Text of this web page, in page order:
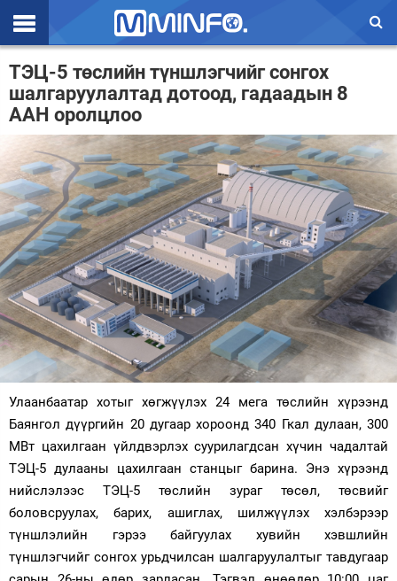
Эхлэл
Цаг агаар
Валют ханш
Улс төр
Эдийн засаг
Үзэл бодол
Спорт
Нийгэм
Дэлхий
Зурхай
ТЭЦ-5 төслийн түншлэгчийг сонгох
шалгаруулалтад дотоод, гадаадын 8
ААН оролцлоо
Улаанбаатар хотыг хөгжүүлэх 24 мега төслийн хүрээнд
Баянгол дүүргийн 20 дугаар хороонд 340 Гкал дулаан, 300
МВт цахилгаан үйлдвэрлэх суурилагдсан хүчин чадалтай
ТЭЦ-5 дулааны цахилгаан станцыг барина. Энэ хүрээнд
нийслэлээс ТЭЦ-5 төслийн зураг төсөл, төсвийг
боловсруулах, барих, ашиглах, шилжүүлэх хэлбэрээр
түншлэлийн гэрээ байгуулах хувийн хэвшлийн
түншлэгчийг сонгох урьдчилсан шалгаруулалтыг тавдугаар